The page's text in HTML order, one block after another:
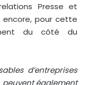
Presse et
encore, pour cette
du côté du
d’entreprises
également